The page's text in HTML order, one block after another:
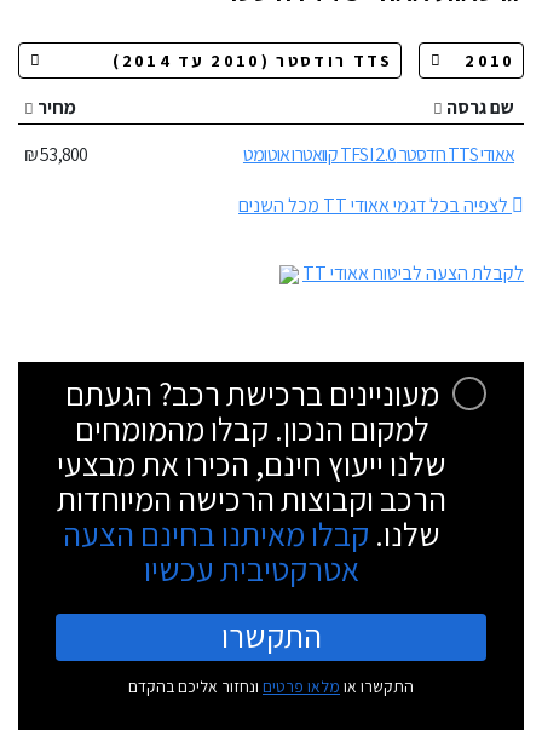
שם גרסה
מחיר
אאודי TTS רודסטר 2.0 TFSI קוואטרו אוטומט
53,800 ₪
לצפיה בכל דגמי אאודי TT מכל השנים
לקבלת הצעה לביטוח אאודי TT
מעוניינים ברכישת רכב? הגעתם
למקום הנכון. קבלו מהמומחים
שלנו ייעוץ חינם, הכירו את מבצעי
הרכב וקבוצות הרכישה המיוחדות
שלנו. קבלו מאיתנו בחינם הצעה
אטרקטיבית עכשיו
התקשרו
התקשרו או מלאו פרטים ונחזור אליכם בהקדם